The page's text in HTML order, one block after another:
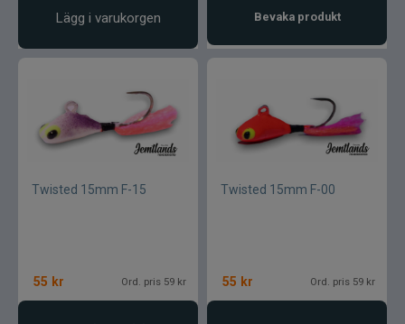
Lägg i varukorgen Bevaka produkt
Twisted 15mm F-15
55 kr Ord. pris 59 kr
Twisted 15mm F-00
55 kr Ord. pris 59 kr